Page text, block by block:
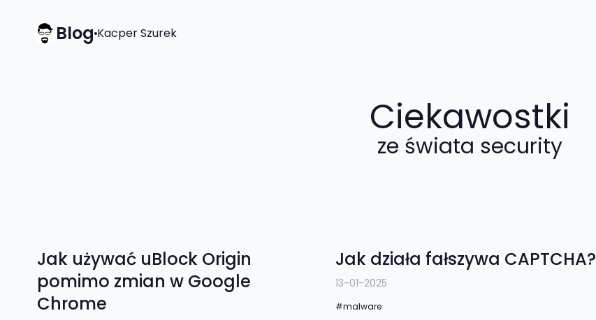
Blog Kacper Szurek
Ciekawostki
ze świata security
Jak używać uBlock Origin
pomimo zmian w Google
Chrome
Jak działa fałszywa CAPTCHA?
13-01-2025
malware